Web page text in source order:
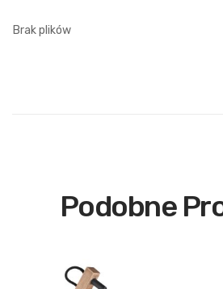
Brak plików
Podobne